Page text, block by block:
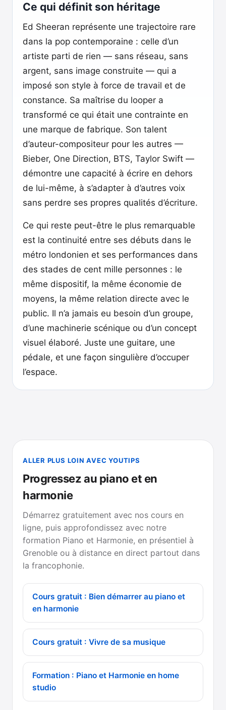
Ce qui définit son héritage
Ed Sheeran représente une trajectoire rare
dans la pop contemporaine : celle d’un
artiste parti de rien — sans réseau, sans
argent, sans image construite — qui a
imposé son style à force de travail et de
constance. Sa maîtrise du looper a
transformé ce qui était une contrainte en
une marque de fabrique. Son talent
d’auteur-compositeur pour les autres —
Bieber, One Direction, BTS, Taylor Swift —
démontre une capacité à écrire en dehors
de lui-même, à s’adapter à d’autres voix
sans perdre ses propres qualités d’écriture.
Ce qui reste peut-être le plus remarquable
est la continuité entre ses débuts dans le
métro londonien et ses performances dans
des stades de cent mille personnes : le
même dispositif, la même économie de
moyens, la même relation directe avec le
public. Il n’a jamais eu besoin d’un groupe,
d’une machinerie scénique ou d’un concept
visuel élaboré. Juste une guitare, une
pédale, et une façon singulière d’occuper
l’espace.
ALLER PLUS LOIN AVEC YOUTIPS
Progressez au piano et en
harmonie
Démarrez gratuitement avec nos cours en
ligne, puis approfondissez avec notre
formation Piano et Harmonie, en présentiel à
Grenoble ou à distance en direct partout dans
la francophonie.
Cours gratuit : Bien démarrer au piano et
en harmonie
Cours gratuit : Vivre de sa musique
Formation : Piano et Harmonie en home
studio